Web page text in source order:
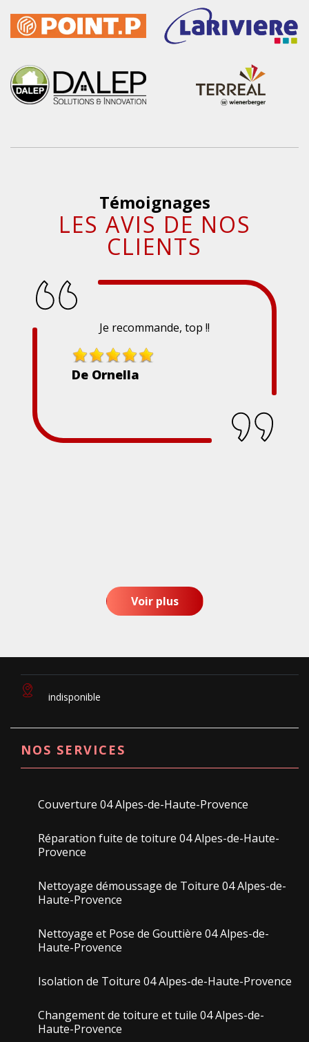
Témoignages
LES AVIS DE NOS
CLIENTS
Je recommande, top !!
De Ornella
Voir plus
indisponible
NOS SERVICES
Couverture 04 Alpes-de-Haute-Provence
Réparation fuite de toiture 04 Alpes-de-Haute-
Provence
Nettoyage démoussage de Toiture 04 Alpes-de-
Haute-Provence
Nettoyage et Pose de Gouttière 04 Alpes-de-
Haute-Provence
Isolation de Toiture 04 Alpes-de-Haute-Provence
Changement de toiture et tuile 04 Alpes-de-
Haute-Provence